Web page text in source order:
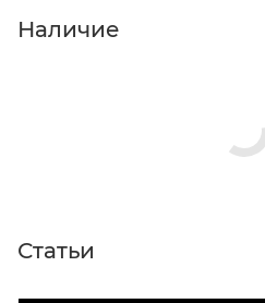
Нажмите кнопку «Оформить
Наличие
Статьи